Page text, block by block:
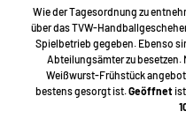
Wie der Tagesordnung zu
über das TVW-
Spielbetrieb gegeben. Ebenso
Abteilungsämter zu besetzen.
Weißwurst-Frühstück
bestens gesorgt ist.Geöffnet